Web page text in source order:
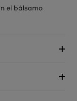
el bálsamo